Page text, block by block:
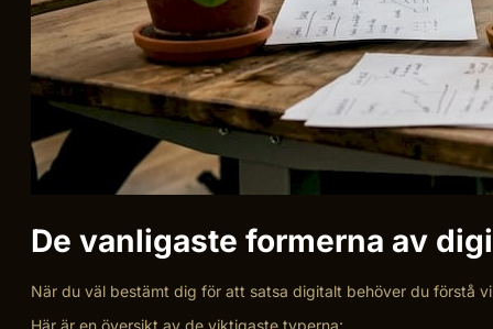
De vanligaste formerna av
När du väl bestämt dig för att satsa digitalt behöver du förstå